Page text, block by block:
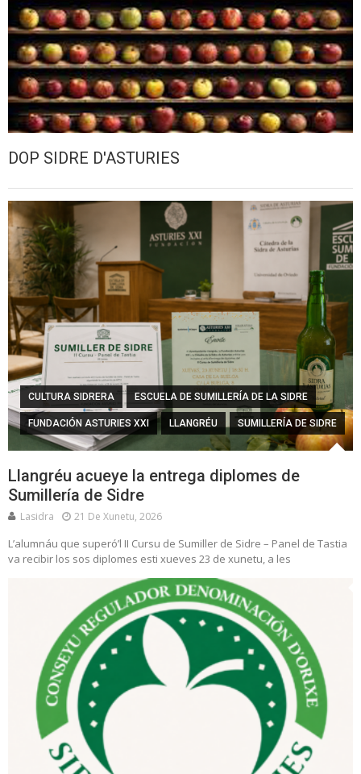
DOP SIDRE D'ASTURIES
CULTURA SIDRERA ESCUELA DE SUMILLERÍA DE LA SIDRE
FUNDACIÓN ASTURIES XXI LLANGRÉU SUMILLERÍA DE SIDRE
Llangréu acueye la entrega diplomes de
Sumillería de Sidre
Lasidra 21 De Xunetu, 2026
L’alumnáu que superó’l II Cursu de Sumiller de Sidre – Panel de Tastia
va recibir los sos diplomes esti xueves 23 de xunetu, a les